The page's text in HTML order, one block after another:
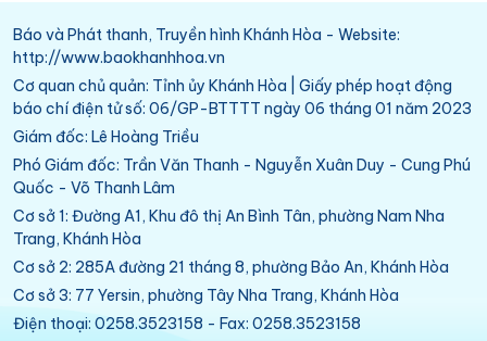
Báo và Phát thanh, Truyền hình Khánh Hòa - Website:
http://www.baokhanhhoa.vn
Cơ quan chủ quản: Tỉnh ủy Khánh Hòa | Giấy phép hoạt động
báo chí điện tử số: 06/GP-BTTTT ngày 06 tháng 01 năm 2023
Giám đốc: Lê Hoàng Triều
Phó Giám đốc: Trần Văn Thanh - Nguyễn Xuân Duy - Cung Phú
Quốc - Võ Thanh Lâm
Cơ sở 1: Đường A1, Khu đô thị An Bình Tân, phường Nam Nha
Trang, Khánh Hòa
Cơ sở 2: 285A đường 21 tháng 8, phường Bảo An, Khánh Hòa
Cơ sở 3: 77 Yersin, phường Tây Nha Trang, Khánh Hòa
Điện thoại: 0258.3523158 - Fax: 0258.3523158